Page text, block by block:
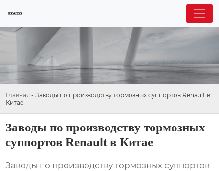
Главная - Заводы по производству тормозных суппортов Renault в
Китае
Заводы по производству тормозных
суппортов Renault в Китае
Заводы по производству тормозных суппортов